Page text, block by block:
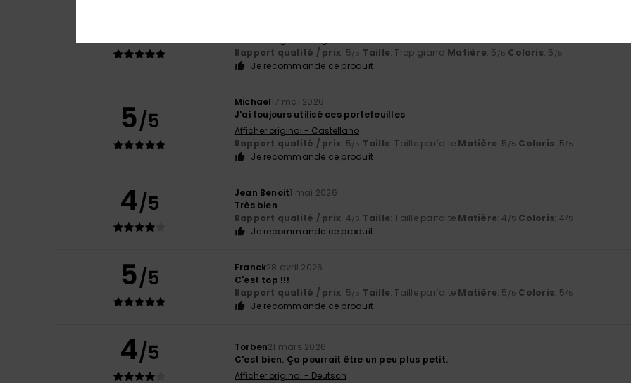
Rapport qualité / prix: 5/5 Taille: Trop grand Matière: 5 /5 Coloris: 5 /5
Je recommande ce produit
5/5
Michael17 mai 2026
J'ai toujours utilisé ces portefeuilles
Afficher original - Castellano
Rapport qualité / prix: 5/5 Taille: Taille parfaite Matière: 5 /5 Coloris: 5/5
Je recommande ce produit
4/5 Jean Benoit1 mai 2026
Très bien
Rapport qualité / prix: 4/5 Taille: Taille parfaite Matière: 4 /5 Coloris: 4/5
Je recommande ce produit
5/5 Franck28 avril 2026
C'est top !!!
Rapport qualité / prix: 5/5 Taille: Taille parfaite Matière: 5 /5 Coloris: 5/5
Je recommande ce produit
4/5 Torben21 mars 2026
C'est bien. Ça pourrait être un peu plus petit.
Afficher original - Deutsch